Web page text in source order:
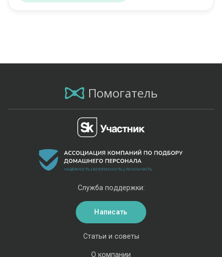
Помогатель
Статьи и советы
О компании
Служба поддержки:
Написать